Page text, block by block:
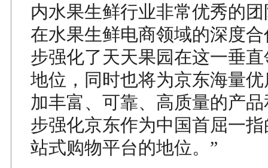
内水果生鲜行业非常优秀的
在水果生鲜电商领域的深度
步强化了天天果园在这一垂
地位，同时也将为京东海量
加丰富、可靠、高质量的产
步强化京东作为中国首屈一
站式购物平台的地位。”